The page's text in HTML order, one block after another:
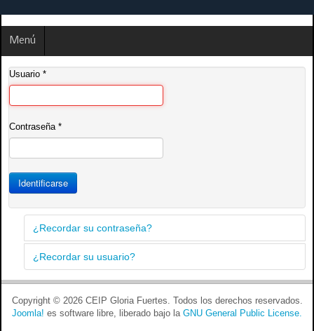
Menú
Usuario *
Contraseña*
Identificarse
¿Recordar su contraseña?
¿Recordar su usuario?
Copyright © 2026 CEIP Gloria Fuertes. Todos los derechos reservados.
Joomla! es software libre, liberado bajo la GNU General Public License.